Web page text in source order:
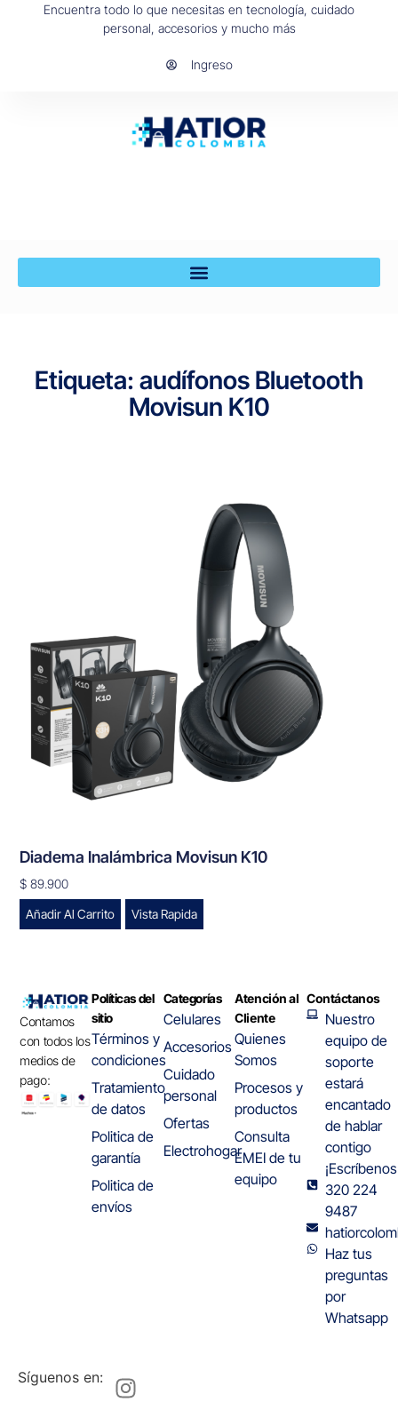
Encuentra todo lo que necesitas en tecnología, cuidado
personal, accesorios y mucho más
Ingreso
Etiqueta: audífonos Bluetooth
Movisun K10
Diadema Inalámbrica Movisun K10
$ 89.900
Añadir Al Carrito
Vista Rapida
Contamos
con todos los
medios de
pago:
Políticas del
sitio
Términos y
condiciones
Tratamiento
de datos
Politica de
garantía
Politica de
envíos
Categorías
Celulares
Accesorios
Cuidado
personal
Ofertas
Electrohogar
Atención al
Cliente
Quienes
Somos
Procesos y
productos
Consulta
EMEI de tu
equipo
Contáctanos
Nuestro
equipo de
soporte
estará
encantado
de hablar
contigo
320 224
9487
Haz tus
preguntas
por
Whatsapp
Síguenos en: